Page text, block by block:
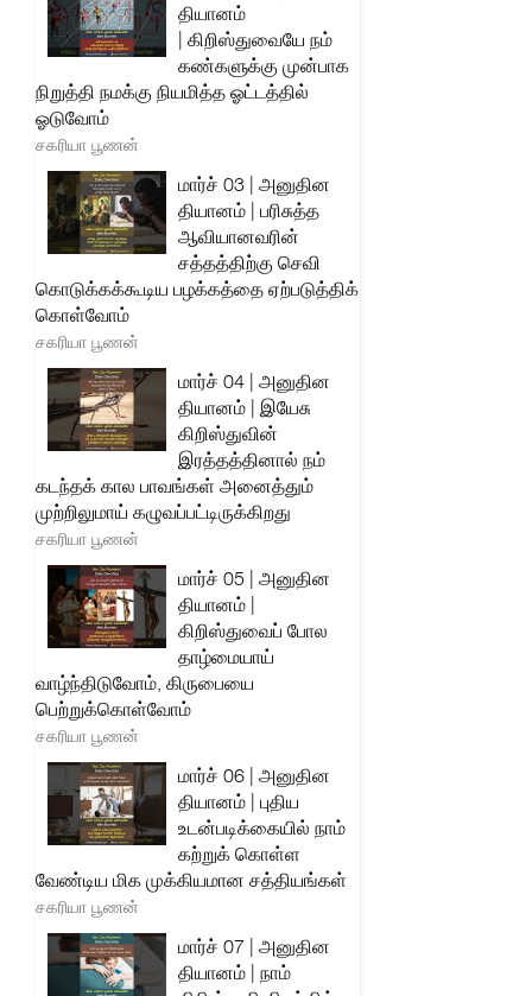
தியானம்
| கிறிஸ்துவையே நம்
கண்களுக்கு முன்பாக
நிறுத்தி நமக்கு நியமித்த ஓட்டத்தில்
ஓடுவோம்
சகரியா பூணன்
மார்ச் 03 | அனுதின
தியானம் | பரிசுத்த
ஆவியானவரின்
சத்தத்திற்கு செவி
கொடுக்கக்கூடிய பழக்கத்தை ஏற்படுத்திக்
கொள்வோம்
சகரியா பூணன்
மார்ச் 04 | அனுதின
தியானம் | இயேசு
கிறிஸ்துவின்
இரத்தத்தினால் நம்
கடந்தக் கால பாவங்கள் அனைத்தும்
முற்றிலுமாய் கழுவப்பட்டிருக்கிறது
சகரியா பூணன்
மார்ச் 05 | அனுதின
தியானம் |
கிறிஸ்துவைப் போல
தாழ்மையாய்
வாழ்ந்திடுவோம், கிருபையை
பெற்றுக்கொள்வோம்
சகரியா பூணன்
மார்ச் 06 | அனுதின
தியானம் | புதிய
உடன்படிக்கையில் நாம்
கற்றுக் கொள்ள
வேண்டிய மிக முக்கியமான சத்தியங்கள்
சகரியா பூணன்
மார்ச் 07 | அனுதின
தியானம் | நாம்